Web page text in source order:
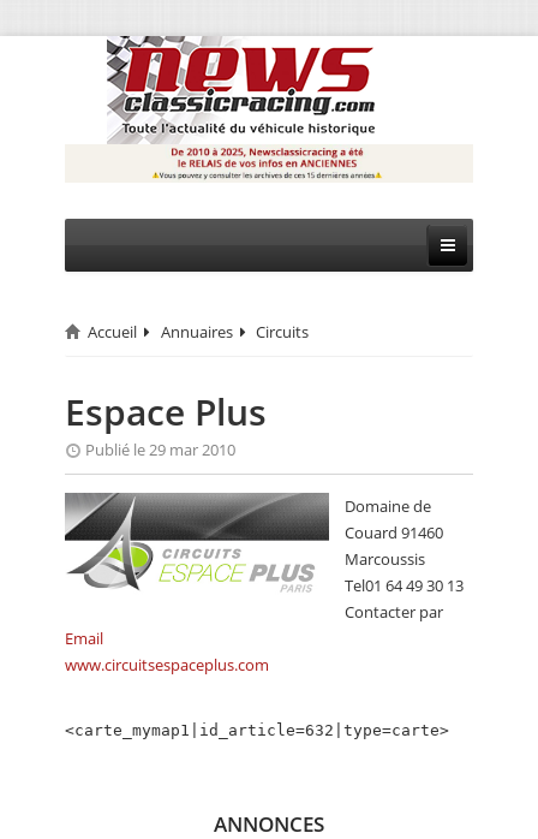
CIRCUIT
RALLYE
MONTAGNE
EVÈNEMENTS
CALENDRIER
VIDEO
Accueil Annuaires Circuits
Espace Plus
Publié le 29 mar 2010
Domaine de
Couard 91460
Marcoussis
Tel01 64 49 30 13
Contacter par
Email
www.circuitsespaceplus.com
<carte_mymap1|id_article=632|type=carte>
ANNONCES